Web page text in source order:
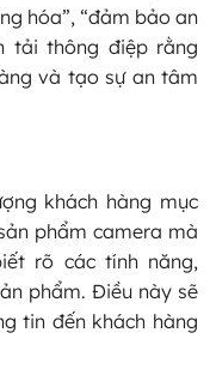
hóa”, “đảm bảo an
tải thông điệp rằng
và tạo sự an tâm
khách hàng mục
phẩm camera mà
rõ các tính năng,
phẩm. Điều này sẽ
tin đến khách hàng